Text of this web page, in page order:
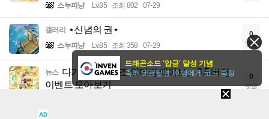
스누피냥 Lv.85 조회 802 07-29
갤러리 ⋆신념의 권⋆
스누피냥 Lv.85 조회 358 07-29
0
댓글
뉴스 다가오는 『명조:워더링 웨이브』 3.5 버전
이벤트 모아보기
0
댓글
AD
드래곤소드 '압긍' 달성 기념
축하 댓글달면 10 명에게 코드 증정